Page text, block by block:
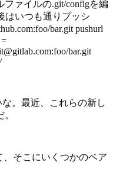
ファイルの.git/configを編
はいつも通りプッシ
bar.git pushurl
bar.git
な。最近、これらの新し
そこにいくつかのベア